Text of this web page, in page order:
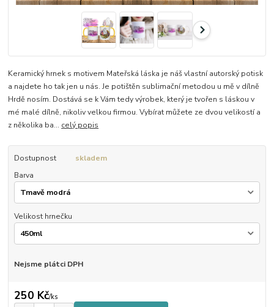
Keramický hrnek s motivem Mateřská láska je náš vlastní autorský potisk
a najdete ho tak jen u nás. Je potištěn sublimační metodou u mě v dílně
Hrdě nosím. Dostává se k Vám tedy výrobek, který je tvořen s láskou v
mé malé dílně, nikoliv velkou firmou. Vybírat můžete ze dvou velikostí a
z několika ba... celý popis
Dostupnost
skladem
Barva
Velikost hrnečku
Nejsme plátci DPH
250 Kč/ks